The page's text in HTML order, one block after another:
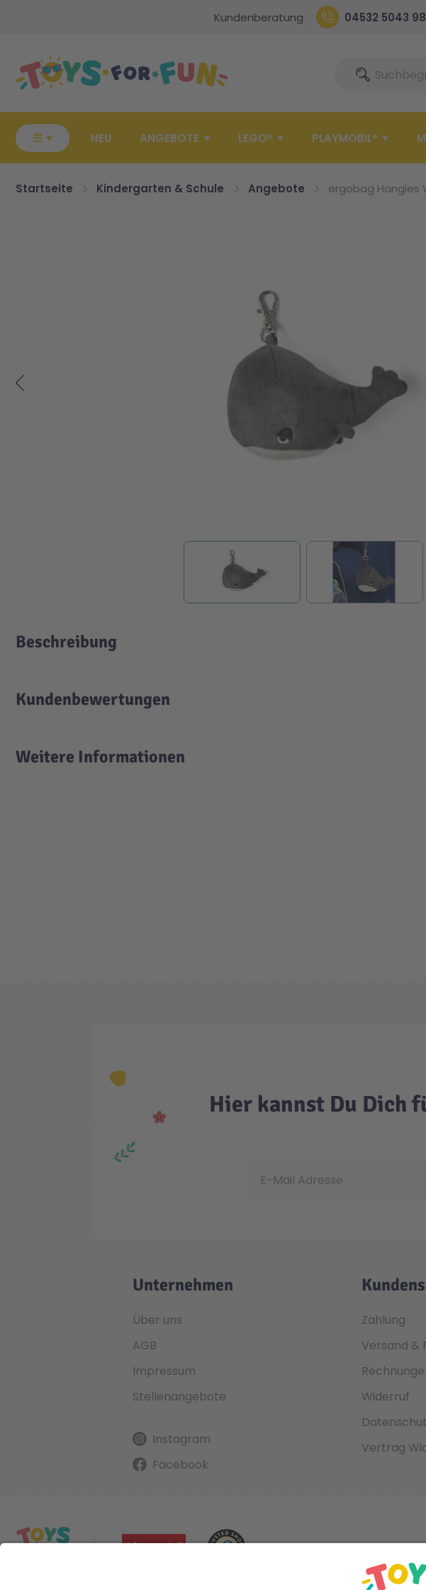
Kundenberatung 04532 5043
SucheSuche
☰ NEU ANGEBOTE LEGO® PLAYMOBIL®
Startseite Kindergarten & Schule Angebote ergobag Hangies
Beschreibung
Kundenbewertungen
Weitere Informationen
Hier kannst Du Dich
Unternehmen
Über uns
AGB
Impressum
Stellenangebote
Instagram
Facebook
Zahlung
Versand &
Widerruf
Vertrag